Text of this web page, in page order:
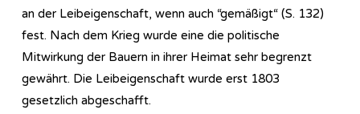
an der Leibeigenschaft, wenn auch “gemäßigt“ (S. 132)
fest. Nach dem Krieg wurde eine die politische
Mitwirkung der Bauern in ihrer Heimat sehr begrenzt
gewährt. Die Leibeigenschaft wurde erst 1803
gesetzlich abgeschafft.